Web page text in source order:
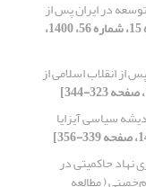
در ایران پس از
[دوره 15، شماره 56، 1400،
از انقلاب اسلامی از
سیاسی آیزایا
حاکمیتی در
( مطالعه